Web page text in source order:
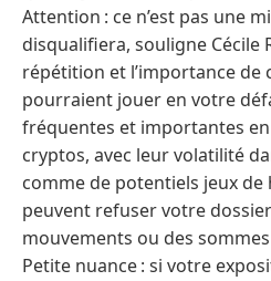
Attention : ce n’est pas une
disqualifiera, souligne Cécile
répétition et l’importance de
pourraient jouer en votre
fréquentes et importantes
cryptos, avec leur volatilité
comme de potentiels jeux de
peuvent refuser votre
mouvements ou des
Petite nuance : si votre